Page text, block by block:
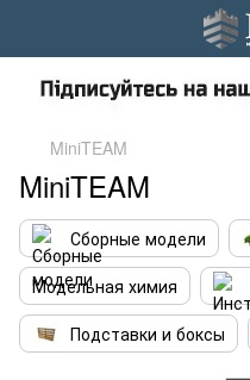
MiniTEAM
MiniTEAM
Сборные модели
Модельная химия
Подставки и боксы